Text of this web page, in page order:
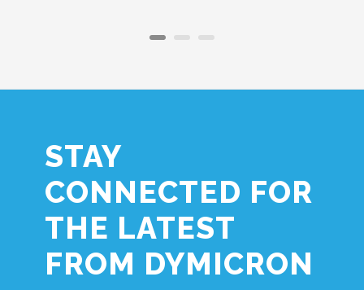
STAY
CONNECTED FOR
THE LATEST
FROM DYMICRON